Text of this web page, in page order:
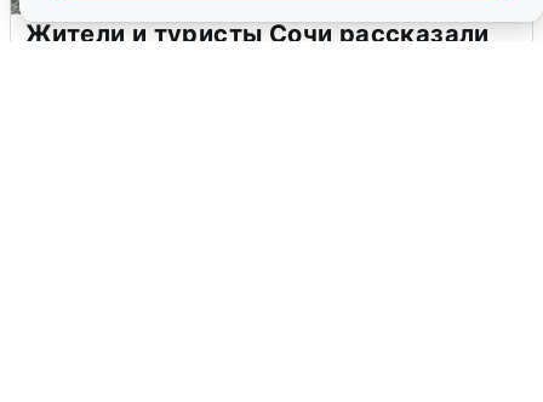
Жители и туристы Сочи рассказали